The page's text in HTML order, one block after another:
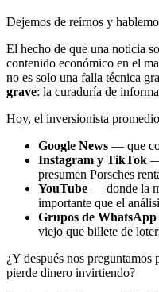
Dejemos de reírnos y
El hecho de que una noticia
contenido económico en el
no es solo una falla técnica
grave: la curaduría de
Hoy, el inversionista
Google News — que
Instagram y TikTok —
presumen Porsches
YouTube — donde la
importante que el
Grupos de WhatsApp
viejo que billete de
¿Y después nos
pierde dinero invirtiendo?